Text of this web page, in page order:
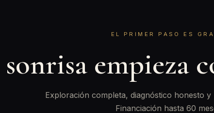
EL PRIMER PASO ES
empieza
Exploración completa, diagnóstico honesto
Financiación hasta 60